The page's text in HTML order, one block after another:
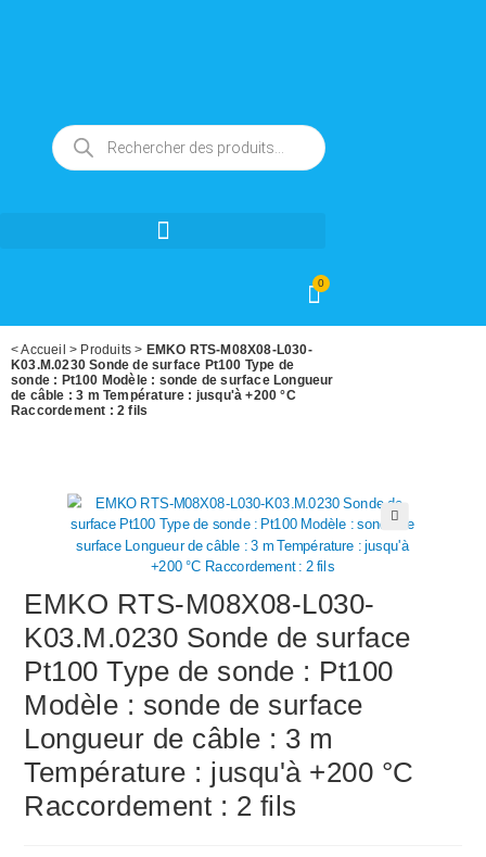
0
<Accueil > Produits > EMKO RTS-M08X08-L030-
K03.M.0230 Sonde de surface Pt100 Type de
sonde : Pt100 Modèle : sonde de surface Longueur
de câble : 3 m Température : jusqu'à +200 °C
Raccordement : 2 fils
🔍
EMKO RTS-M08X08-L030-
K03.M.0230 Sonde de surface
Pt100 Type de sonde : Pt100
Modèle : sonde de surface
Longueur de câble : 3 m
Température : jusqu'à +200 °C
Raccordement : 2 fils